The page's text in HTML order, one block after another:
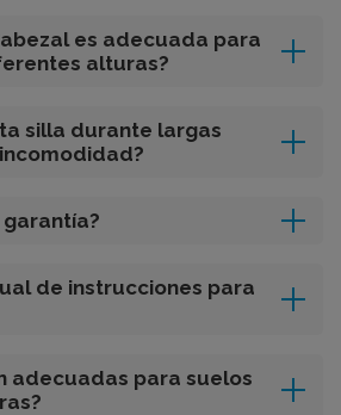
es adecuada para
alturas?
silla durante largas
garantía?
de instrucciones para
adecuadas para suelos